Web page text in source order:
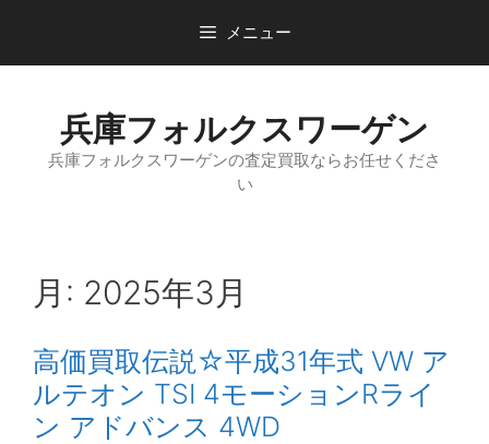
テ
メニュー
兵庫フォルクスワーゲン
兵庫フォルクスワーゲンの査定買取ならお任せくださ
い
月: 2025年3月
高価買取伝説☆平成31年式 VW ア
ルテオン TSI 4モーションRライ
ン アドバンス 4WD